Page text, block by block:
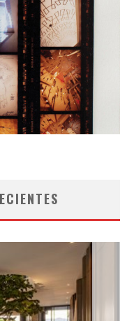
ADRIANA HOYOS DESIGN STUDIO – Especial Interiorismo & Decoración 2026